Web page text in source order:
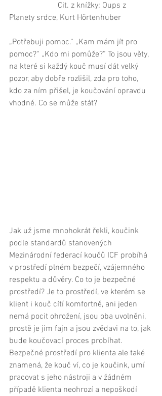
Planety srdce, Kurt Hörtenhuber
„Potřebuji pomoc.“ „Kam mám jít pro
pomoc?“ „Kdo mi pomůže?“ To jsou věty,
na které si každý kouč musí dát velký
pozor, aby dobře rozlišil, zda pro toho,
kdo za ním přišel, je koučování opravdu
vhodné. Co se může stát?
Jak už jsme mnohokrát řekli, koučink
podle standardů stanovených
Mezinárodní federací koučů ICF probíhá
v prostředí plném bezpečí, vzájemného
respektu a důvěry. Co to je bezpečné
prostředí? Je to prostředí, ve kterém se
klient i kouč cítí komfortně, ani jeden
nemá pocit ohrožení, jsou oba uvolněni,
prostě je jim fajn a jsou zvědavi na to, jak
bude koučovací proces probíhat.
Bezpečné prostředí pro klienta ale také
znamená, že kouč ví, co je koučink, umí
pracovat s jeho nástroji a v žádném
případě klienta neohrozí a nepoškodí